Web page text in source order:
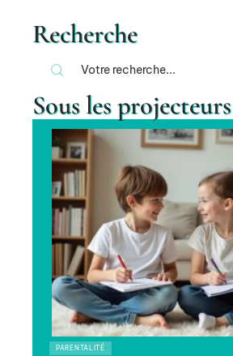
Recherche
Sous les projecteurs
PARENTALITÉ